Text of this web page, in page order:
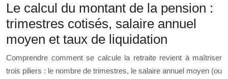
Le calcul du montant de la pension :
trimestres cotisés, salaire annuel
moyen et taux de liquidation
Comprendre comment se calcule la retraite revient à maîtriser
trois piliers : le nombre de trimestres, le salaire annuel moyen (ou